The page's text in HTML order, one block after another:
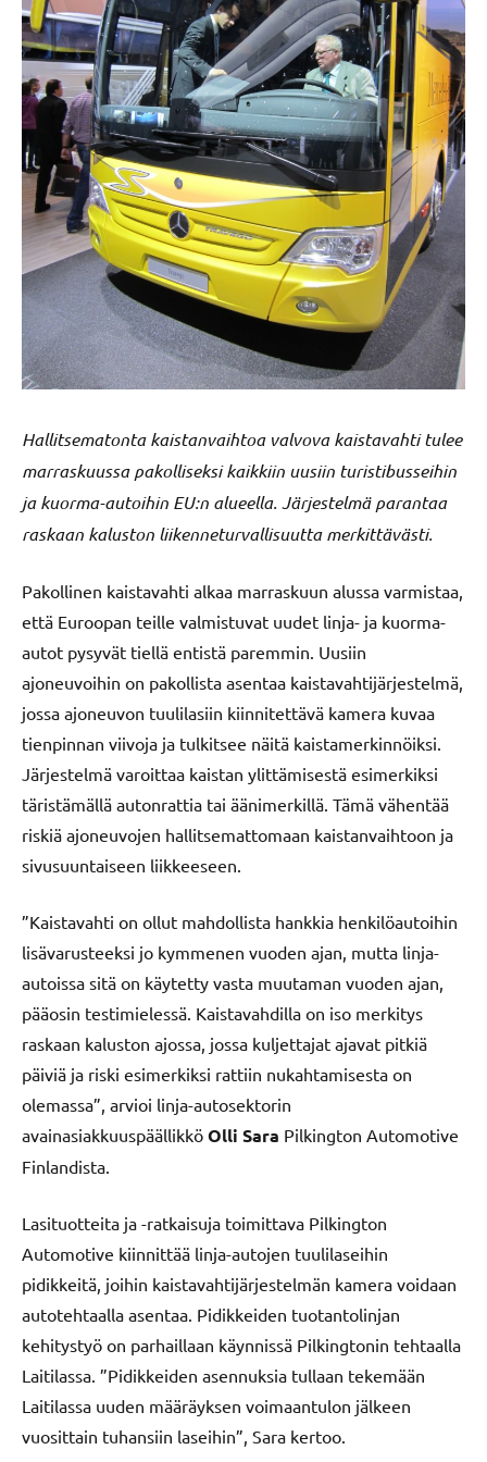
Hallitsematonta kaistanvaihtoa valvova kaistavahti tulee
marraskuussa pakolliseksi kaikkiin uusiin turistibusseihin
ja kuorma-autoihin EU:n alueella. Järjestelmä parantaa
raskaan kaluston liikenneturvallisuutta merkittävästi.
Pakollinen kaistavahti alkaa marraskuun alussa varmistaa,
että Euroopan teille valmistuvat uudet linja- ja kuorma-
autot pysyvät tiellä entistä paremmin. Uusiin
ajoneuvoihin on pakollista asentaa kaistavahtijärjestelmä,
jossa ajoneuvon tuulilasiin kiinnitettävä kamera kuvaa
tienpinnan viivoja ja tulkitsee näitä kaistamerkinnöiksi.
Järjestelmä varoittaa kaistan ylittämisestä esimerkiksi
täristämällä autonrattia tai äänimerkillä. Tämä vähentää
riskiä ajoneuvojen hallitsemattomaan kaistanvaihtoon ja
sivusuuntaiseen liikkeeseen.
”Kaistavahti on ollut mahdollista hankkia henkilöautoihin
lisävarusteeksi jo kymmenen vuoden ajan, mutta linja-
autoissa sitä on käytetty vasta muutaman vuoden ajan,
pääosin testimielessä. Kaistavahdilla on iso merkitys
raskaan kaluston ajossa, jossa kuljettajat ajavat pitkiä
päiviä ja riski esimerkiksi rattiin nukahtamisesta on
olemassa”, arvioi linja-autosektorin
avainasiakkuuspäällikkö Olli Sara Pilkington Automotive
Finlandista.
Lasituotteita ja -ratkaisuja toimittava Pilkington
Automotive kiinnittää linja-autojen tuulilaseihin
pidikkeitä, joihin kaistavahtijärjestelmän kamera voidaan
autotehtaalla asentaa. Pidikkeiden tuotantolinjan
kehitystyö on parhaillaan käynnissä Pilkingtonin tehtaalla
Laitilassa. ”Pidikkeiden asennuksia tullaan tekemään
Laitilassa uuden määräyksen voimaantulon jälkeen
vuosittain tuhansiin laseihin”, Sara kertoo.